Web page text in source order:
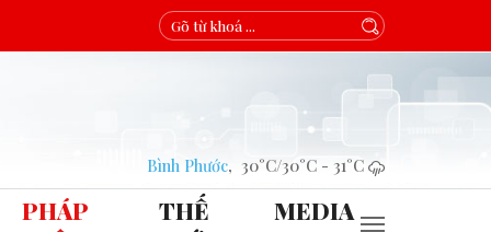
Bình Phước, 30°C/30°C - 31°C
PHÁP
THẾ
MEDIA